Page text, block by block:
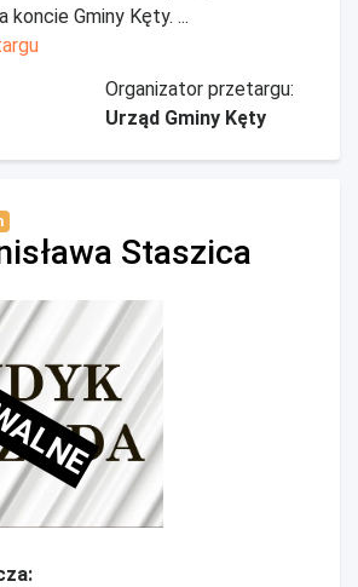
koncie Gminy Kęty. ...
Organizator przetargu:
Urząd Gminy Kęty
Staszica